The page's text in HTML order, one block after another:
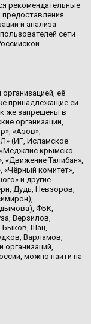
рекомендательные
предоставления
и анализа
сети
её
принадлежащие ей
же запрещены в
организации,
«Азов»,
(ИГ, Исламское
«Меджлис крымско-
«Движение Талибан»,
«Чёрный комитет»,
и другие.
Дудь, Невзоров,
ФБК,
Верзилов,
Быков, Шац,
Варламов,
организаций,
можно найти на